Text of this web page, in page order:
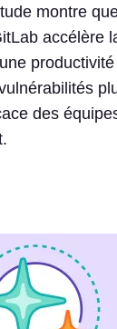
montre
accélère
des